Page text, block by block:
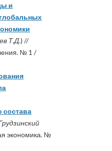
и
Т.Д.) //
№ 1 /
состава
экономика. №